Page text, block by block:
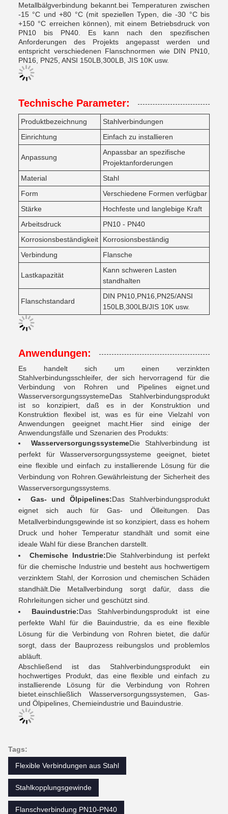
Metallbälgverbindung bekannt.bei Temperaturen zwischen
-15 °C und +80 °C (mit speziellen Typen, die -30 °C bis
+150 °C erreichen können), mit einem Betriebsdruck von
PN10 bis PN40. Es kann nach den spezifischen
Anforderungen des Projekts angepasst werden und
entspricht verschiedenen Flanschnormen wie DIN PN10,
PN16, PN25, ANSI 150LB,300LB, JIS 10K usw.
Technische Parameter:
Produktbezeichnung
Stahlverbindungen
Einrichtung
Einfach zu installieren
Anpassung
Anpassbar an spezifische
Projektanforderungen
Material
Stahl
Form
Verschiedene Formen verfügbar
Stärke
Hochfeste und langlebige Kraft
Arbeitsdruck
PN10 - PN40
Korrosionsbeständigkeit
Korrosionsbeständig
Verbindung
Flansche
Lastkapazität
Kann schweren Lasten
standhalten
Flanschstandard
DIN PN10,PN16,PN25/ANSI
150LB,300LB/JIS 10K usw.
Anwendungen:
Es handelt sich um einen verzinkten
Stahlverbindungsschleifer, der sich hervorragend für die
Verbindung von Rohren und Pipelines eignet.und
WasserversorgungssystemeDas Stahlverbindungsprodukt
ist so konzipiert, daß es in der Konstruktion und
Konstruktion flexibel ist, was es für eine Vielzahl von
Anwendungen geeignet macht.Hier sind einige der
Anwendungsfälle und Szenarien des Produkts:
WasserversorgungssystemeDie Stahlverbindung ist
perfekt für Wasserversorgungssysteme geeignet, bietet
eine flexible und einfach zu installierende Lösung für die
Verbindung von Rohren.Gewährleistung der Sicherheit des
Wasserversorgungssystems.
Gas- und Ölpipelines:Das Stahlverbindungsprodukt
eignet sich auch für Gas- und Ölleitungen. Das
Metallverbindungsgewinde ist so konzipiert, dass es hohem
Druck und hoher Temperatur standhält und somit eine
ideale Wahl für diese Branchen darstellt.
Chemische Industrie:Die Stahlverbindung ist perfekt
für die chemische Industrie und besteht aus hochwertigem
verzinktem Stahl, der Korrosion und chemischen Schäden
standhält.Die Metallverbindung sorgt dafür, dass die
Rohrleitungen sicher und geschützt sind.
Bauindustrie:Das Stahlverbindungsprodukt ist eine
perfekte Wahl für die Bauindustrie, da es eine flexible
Lösung für die Verbindung von Rohren bietet, die dafür
sorgt, dass der Bauprozess reibungslos und problemlos
abläuft.
Abschließend ist das Stahlverbindungsprodukt ein
hochwertiges Produkt, das eine flexible und einfach zu
installierende Lösung für die Verbindung von Rohren
bietet.einschließlich Wasserversorgungssystemen, Gas-
und Ölpipelines, Chemieindustrie und Bauindustrie.
Tags:
Flexible Verbindungen aus Stahl
Stahlkopplungsgewinde
Flanschverbindung PN10-PN40